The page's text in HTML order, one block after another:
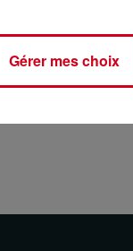
de 8h00 à
Gérer mes choix